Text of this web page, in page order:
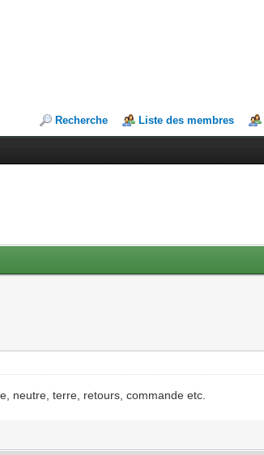
Recherche Liste des membres
neutre, terre, retours, commande etc.